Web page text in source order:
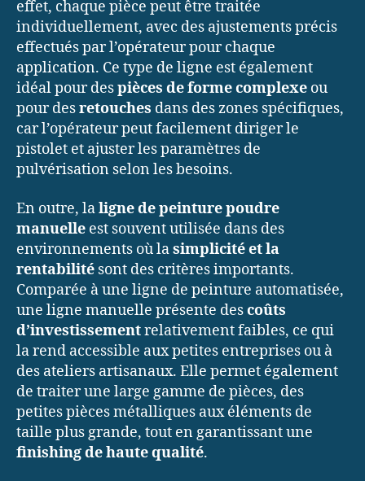
effet, chaque pièce peut être traitée
individuellement, avec des ajustements précis
effectués par l’opérateur pour chaque
application. Ce type de ligne est également
idéal pour despièces de forme complexe ou
pour desretouches dans des zones spécifiques,
car l’opérateur peut facilement diriger le
pistolet et ajuster les paramètres de
pulvérisation selon les besoins.
En outre, laligne de peinture poudre
manuelle est souvent utilisée dans des
environnements où lasimplicité et la
rentabilité sont des critères importants.
Comparée à une ligne de peinture automatisée,
une ligne manuelle présente descoûts
d’investissementrelativement faibles, ce qui
la rend accessible aux petites entreprises ou à
des ateliers artisanaux. Elle permet également
de traiter une large gamme de pièces, des
petites pièces métalliques aux éléments de
taille plus grande, tout en garantissant une
finishing de haute qualité.